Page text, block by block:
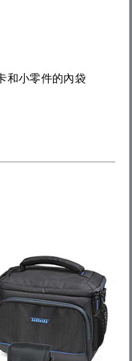
和小零件的內袋